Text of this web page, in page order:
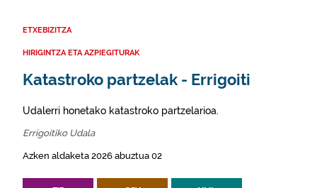
ETXEBIZITZA
HIRIGINTZA ETA AZPIEGITURAK
Katastroko partzelak - Errigoiti
Udalerri honetako katastroko partzelarioa.
Errigoitiko Udala
Azken aldaketa 2026 abuztua 02